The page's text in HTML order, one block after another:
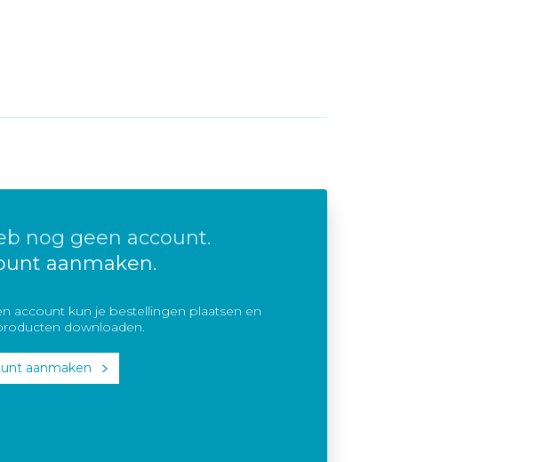
nog geen account.
aanmaken.
account kun je bestellingen plaatsen en
downloaden.
aanmaken